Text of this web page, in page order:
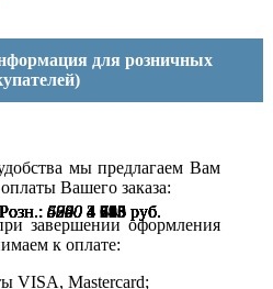
Розн.: 5660 4 245 руб.
Розн.: 6300 4 725 руб.
Розн.: 4950 3 713 руб.
Розн.: 5790 4 343 руб.
Розн.: 6220 4 665 руб.
Розн.: 6240 4 680 руб.
Розн.: 5060 3 795 руб.
для розничных
мы предлагаем Вам
Вашего заказа:
завершении оформления
к оплате:
VISA, Mastercard;